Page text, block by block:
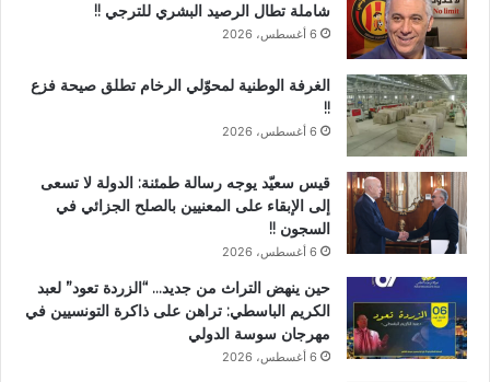
شاملة تطال الرصيد البشري للترجي !!
6 أغسطس، 2026
الغرفة الوطنية لمحوّلي الرخام تطلق صيحة فزع
!!
6 أغسطس، 2026
قيس سعيّد يوجه رسالة طمئنة: الدولة لا تسعى
إلى الإبقاء على المعنيين بالصلح الجزائي في
السجون !!
6 أغسطس، 2026
حين ينهض التراث من جديد… “الزردة تعود” لعبد
الكريم الباسطي: تراهن على ذاكرة التونسيين في
مهرجان سوسة الدولي
6 أغسطس، 2026